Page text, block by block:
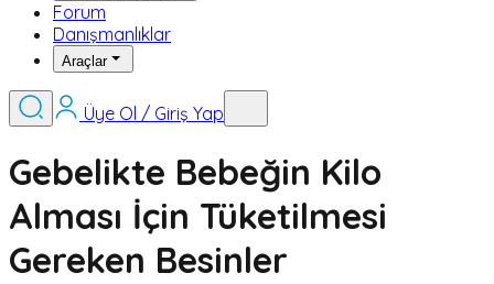
Forum
Danışmanlıklar
Araçlar
Üye Ol / Giriş Yap
Gebelikte Bebeğin Kilo
Alması İçin Tüketilmesi
Gereken Besinler